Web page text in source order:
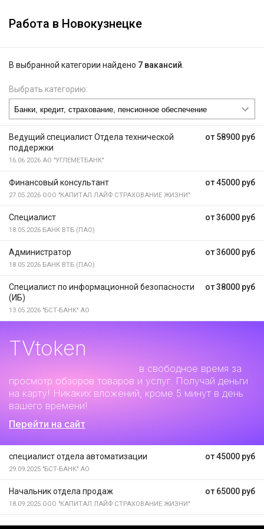
Работа в Новокузнецке
В выбранной категории найдено 7 вакансий
Выбрать категорию:
от 58900 руб
Ведущий специалист Отдела технической
поддержки
16.06.2026 АО "УГЛЕМЕТБАНК"
от 45000 руб
Финансовый консультант
27.05.2026 ООО "КАПИТАЛ ЛАЙФ СТРАХОВАНИЕ ЖИЗНИ"
от 36000 руб
Специалист
18.05.2026 БАНК ВТБ (ПАО)
от 36000 руб
Администратор
18.05.2026 БАНК ВТБ (ПАО)
от 38000 руб
Специалист по информационной безопасности
(ИБ)
13.05.2026 "БСТ-БАНК" АО
TVtoken
в свободное время за
просмотр обзоров товаров и услуг. Получай деньги
на карту! Никаких вложений, кроме 5 минут в день
вашего времени!
Перейти на сайт
от 45000 руб
специалист отдела автоматизации
29.09.2025 "БСТ-БАНК" АО
от 65000 руб
Начальник отдела продаж
18.09.2025 ООО "КАПИТАЛ ЛАЙФ СТРАХОВАНИЕ ЖИЗНИ"